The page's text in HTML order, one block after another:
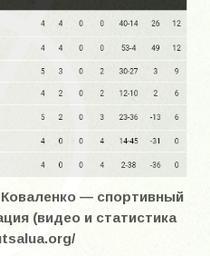
— спортивный
(видео и статистика